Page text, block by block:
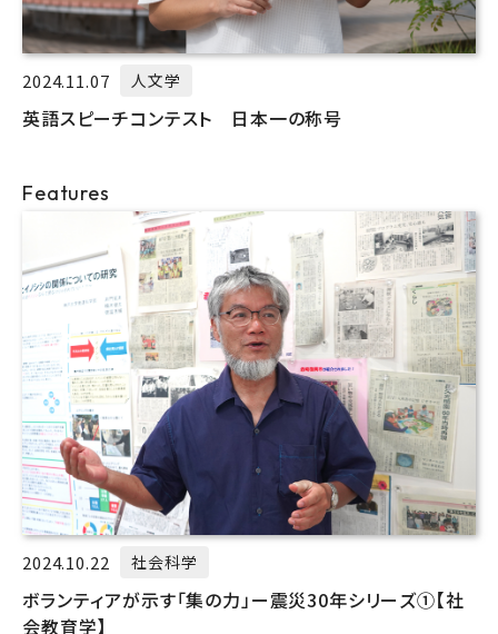
2024.11.07 人文学
英語スピーチコンテスト 日本一の称号
Features
2024.10.22 社会科学
ボランティアが示す「集の力」ー震災30年シリーズ①【社
会教育学】